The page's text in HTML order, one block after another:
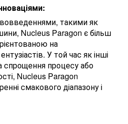
такими як
Nucleus Paragon є більш
на
У той час як інші
спрощення процесу або
Nucleus Paragon
смакового діапазону і